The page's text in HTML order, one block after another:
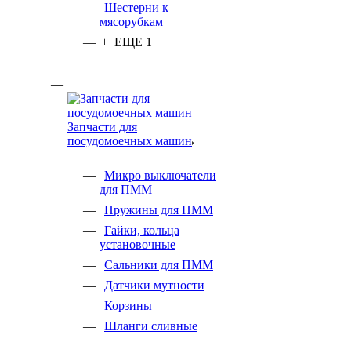
Шестерни к
мясорубкам
+ ЕЩЕ 1
Запчасти для
посудомоечных машин
Микро выключатели
для ПММ
Пружины для ПММ
Гайки, кольца
установочные
Сальники для ПММ
Датчики мутности
Корзины
Шланги сливные